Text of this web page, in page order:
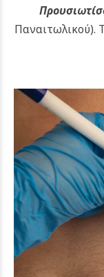
Παναιτωλικού).